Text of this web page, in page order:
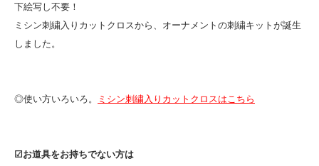
下絵写し不要！
ミシン刺繍入りカットクロスから、オーナメントの刺繍キットが誕生
しました。
◎使い方いろいろ。 ミシン刺繍入りカットクロスはこちら
☑︎お道具をお持ちでない方は